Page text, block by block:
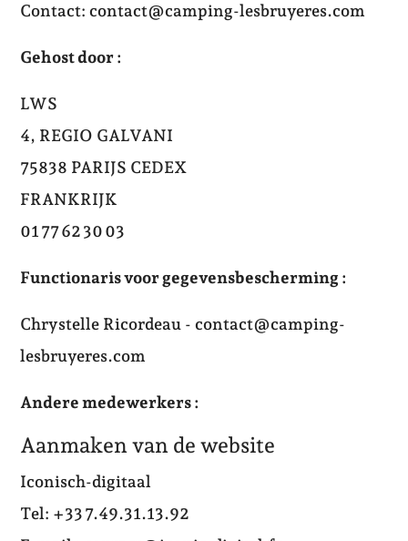
Contact: contact@camping-lesbruyeres.com
Gehost door :
LWS
4, REGIO GALVANI
75838 PARIJS CEDEX
FRANKRIJK
01 77 62 30 03
Functionaris voor gegevensbescherming :
Chrystelle Ricordeau - contact@camping-
lesbruyeres.com
Andere medewerkers :
Aanmaken van de website
Iconisch-digitaal
Tel: +33 7.49.31.13.92